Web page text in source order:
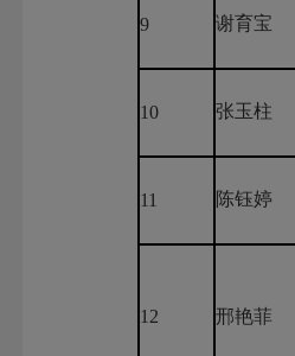
9 谢育宝
10 张玉柱
11 陈钰婷
12 邢艳菲